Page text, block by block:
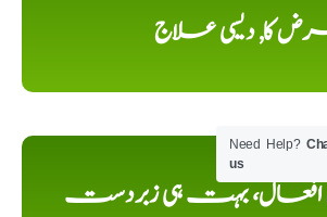
کا, دیسی علاج
افعال، بہت ہی زبردست
Need Help?
us